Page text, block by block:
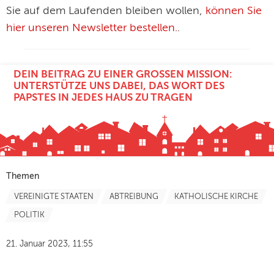
Sie auf dem Laufenden bleiben wollen, können Sie
hier unseren Newsletter bestellen..
DEIN BEITRAG ZU EINER GROSSEN MISSION: U
NTERSTÜTZE UNS DABEI, DAS WORT DES P
APSTES IN JEDES HAUS ZU TRAGEN
Themen
VEREINIGTE STAATEN ABTREIBUNG KATHOLISCHE KIRCHE
POLITIK
21. Januar 2023, 11:55